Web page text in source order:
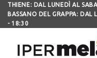
THIENE: DAL LUNEDÌ AL
BASSANO DEL GRAPPA:
- 18:30